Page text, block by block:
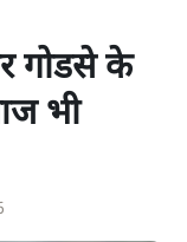
गोडसे के
भी